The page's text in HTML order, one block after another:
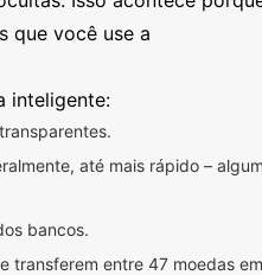
que você use a
inteligente:
até mais rápido –
bancos.
transferem entre 47 moedas